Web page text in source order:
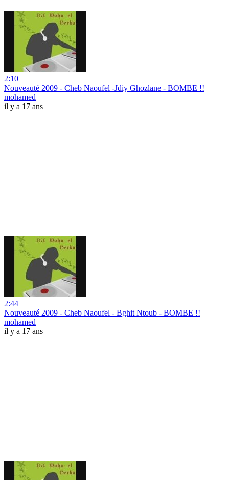
2:10
Nouveauté 2009 - Cheb Naoufel -Jdiy Ghozlane - BOMBE !!
mohamed
il y a 17 ans
2:44
Nouveauté 2009 - Cheb Naoufel - Bghit Ntoub - BOMBE !!
mohamed
il y a 17 ans